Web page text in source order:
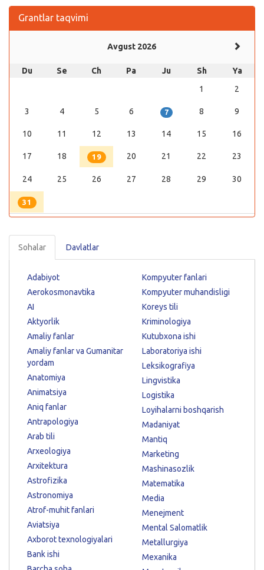
Grantlar taqvimi
Avgust 2026
Du Se Ch Pa Ju Sh
Ya
1
2
3 4 5 6 7 8 9
10 11 12 13 14 15 16
17 18 19 20 21 22 23
24 25 26 27 28 29 30
31
Sohalar Davlatlar
Adabiyot
Aerokosmonavtika
AI
Aktyorlik
Amaliy fanlar
Amaliy fanlar va Gumanitar
yordam
Anatomiya
Animatsiya
Aniq fanlar
Antrapologiya
Arab tili
Arxeologiya
Arxitektura
Astrofizika
Astronomiya
Atrof-muhit fanlari
Aviatsiya
Axborot texnologiyalari
Bank ishi
Kompyuter fanlari
Kompyuter muhandisligi
Koreys tili
Kriminologiya
Kutubxona ishi
Laboratoriya ishi
Leksikografiya
Lingvistika
Logistika
Loyihalarni boshqarish
Madaniyat
Mantiq
Marketing
Mashinasozlik
Matematika
Media
Menejment
Mental Salomatlik
Metallurgiya
Mexanika